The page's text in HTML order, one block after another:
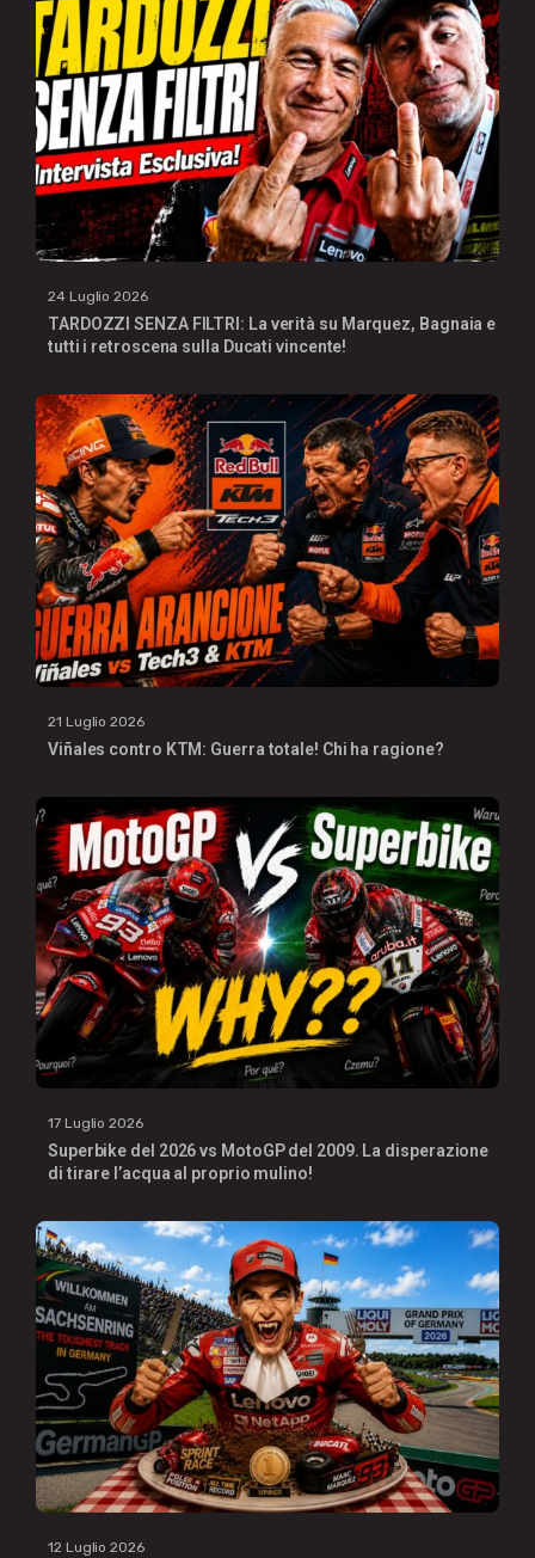
24 Luglio 2026
TARDOZZI SENZA FILTRI: La verità su Marquez, Bagnaia e
tutti i retroscena sulla Ducati vincente!
21 Luglio 2026
Viñales contro KTM: Guerra totale! Chi ha ragione?
17 Luglio 2026
Superbike del 2026 vs MotoGP del 2009. La disperazione
di tirare l’acqua al proprio mulino!
12 Luglio 2026